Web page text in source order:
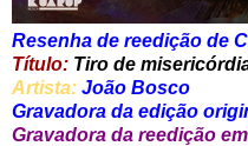
Resenha de reedição de
Título: Tiro de
Artista: João Bosco
Gravadora da edição
Gravadora da reedição